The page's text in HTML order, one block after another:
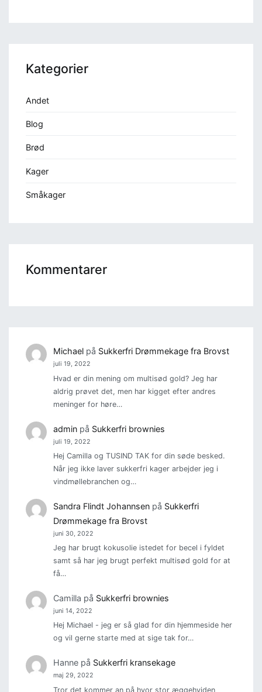
Kategorier
Andet
Blog
Brød
Kager
Småkager
Kommentarer
Michaelpå Sukkerfri Drømmekage fra Brovst
juli 19, 2022
Hvad er din mening om multisød gold? Jeg har
aldrig prøvet det, men har kigget efter andres
meninger for høre…
adminpå Sukkerfri brownies
juli 19, 2022
Hej Camilla og TUSIND TAK for din søde besked.
Når jeg ikke laver sukkerfri kager arbejder jeg i
vindmøllebranchen og…
Sandra Flindt Johannsenpå Sukkerfri
Drømmekage fra Brovst
juni 30, 2022
Jeg har brugt kokusolie istedet for becel i fyldet
samt så har jeg brugt perfekt multisød gold for at
få…
Camilla på Sukkerfri brownies
juni 14, 2022
Hej Michael - jeg er så glad for din hjemmeside her
og vil gerne starte med at sige tak for…
Hannepå Sukkerfri kransekage
maj 29, 2022
Tror det kommer an på hvor stor æggehviden